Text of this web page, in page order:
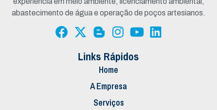
abastecimento de água e operação de poços artesianos.
Links Rápidos
Home
A Empresa
Serviços